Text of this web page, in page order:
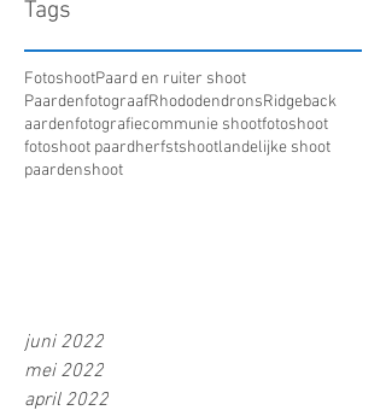
Tags
FotoshootPaard en ruiter shoot
PaardenfotograafRhododendronsRidgeback
aardenfotografiecommunie shootfotoshoot
fotoshoot paardherfstshootlandelijke shoot
paardenshoot
juni 2022
mei 2022
april 2022